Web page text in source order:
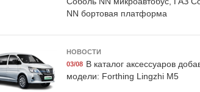
LAVR LN3516
Очиститель тормозных
"PRO LINE", 650 мл,
Мягкая
NN бортовая платформа
НОВОСТИ
03/08 В каталог аксессуаров
модели: Forthing Lingzhi M5